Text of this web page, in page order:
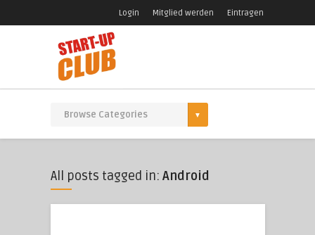
Login Mitglied werden Eintragen
All posts tagged in: Android